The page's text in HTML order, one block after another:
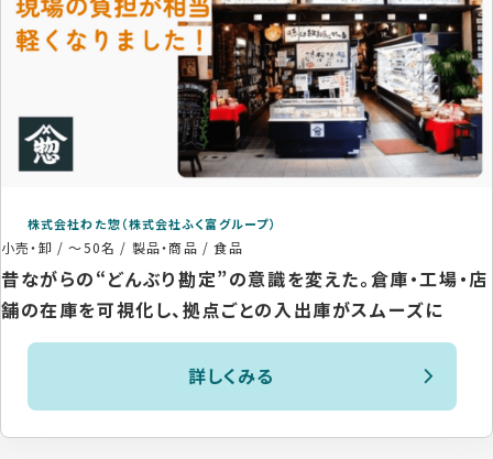
株式会社わた惣（株式会社ふく富グループ）
小売・卸 /～50名 / 製品・商品 / 食品
昔ながらの“どんぶり勘定”の意識を変えた。倉庫・工場・店
舗の在庫を可視化し、拠点ごとの入出庫がスムーズに
詳しくみる